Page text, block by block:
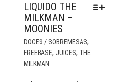
PRODUTO
LIQUIDO THE
MILKMAN –
MOONIES
DOCES / SOBREMESAS,
FREEBASE, JUICES, THE
MILKMAN